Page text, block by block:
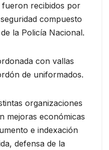
fueron recibidos por
compuesto
la Policía Nacional.
con vallas
de uniformados.
organizaciones
mejoras económicas
e indexación
defensa de la